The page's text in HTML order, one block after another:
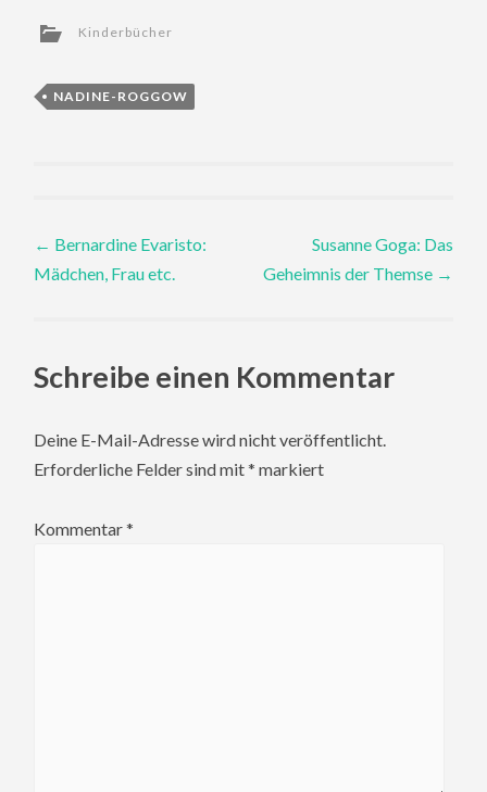
Kinderbücher
NADINE-ROGGOW
Post
navigation
← Bernardine Evaristo:
Mädchen, Frau etc.
Susanne Goga: Das
Geheimnis der Themse →
Schreibe einen Kommentar
Deine E-Mail-Adresse wird nicht veröffentlicht.
Erforderliche Felder sind mit* markiert
Kommentar*